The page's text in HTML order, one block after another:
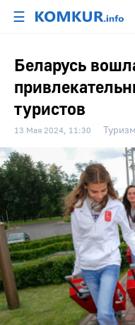
☰
Беларусь
туристов
13 Мая 2024, 11:30